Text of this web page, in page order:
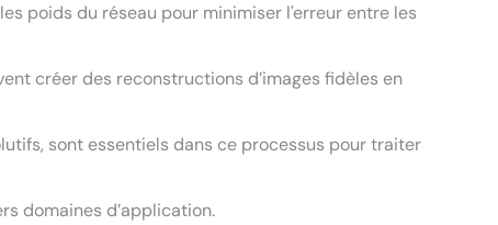
poids du réseau pour minimiser l'erreur entre les
créer des reconstructions d’images fidèles en
sont essentiels dans ce processus pour traiter
domaines d’application.